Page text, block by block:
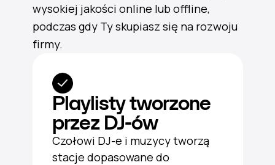
wysokiej jakości online lub offline,
podczas gdy Ty skupiasz się na rozwoju
firmy.
Playlisty tworzone
przez DJ-ów
Czołowi DJ-e i muzycy tworzą
stacje dopasowane do